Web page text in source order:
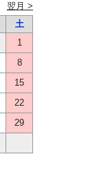
翌月 >
土
1
8
15
22
29